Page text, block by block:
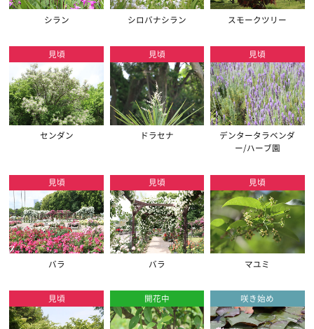
シラン シロバナシラン スモークツリー
見頃
センダン
見頃
ドラセナ
見頃
デンタータラベンダ
ー/ハーブ園
見頃
バラ
見頃
バラ
見頃
マユミ
見頃 開花中 咲き始め